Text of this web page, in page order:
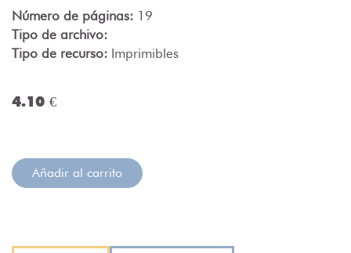
Número de páginas: 19
Tipo de archivo:
Tipo de recurso: Imprimibles
4.10 €
Añadir al carrito